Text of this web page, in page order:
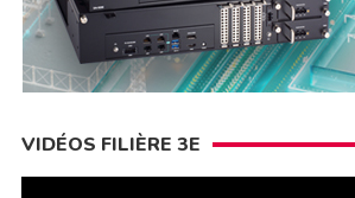
VIDÉOS FILIÈRE 3E